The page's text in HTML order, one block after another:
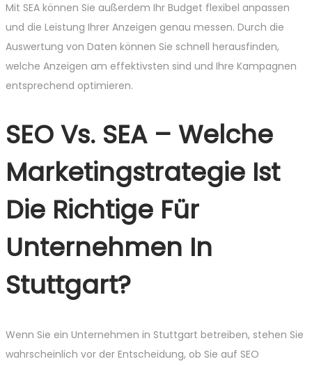
Mit SEA können Sie außerdem Ihr Budget flexibel anpassen
und die Leistung Ihrer Anzeigen genau messen. Durch die
Auswertung von Daten können Sie schnell herausfinden,
welche Anzeigen am effektivsten sind und Ihre Kampagnen
entsprechend optimieren.
SEO Vs. SEA – Welche
Marketingstrategie Ist
Die Richtige Für
Unternehmen In
Stuttgart?
Wenn Sie ein Unternehmen in Stuttgart betreiben, stehen Sie
wahrscheinlich vor der Entscheidung, ob Sie auf SEO